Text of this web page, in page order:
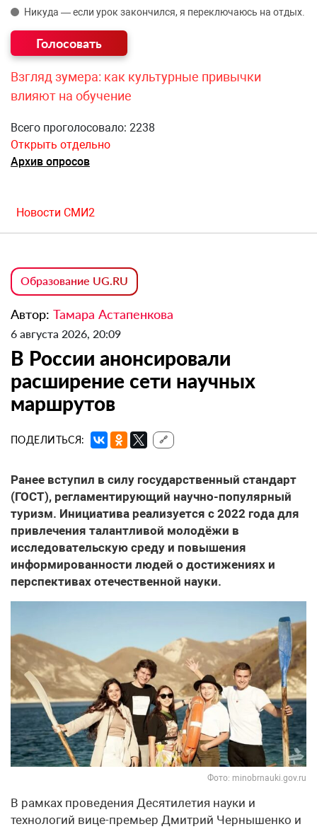
Никуда — если урок закончился, я переключаюсь на отдых.
Взгляд зумера: как культурные привычки
влияют на обучение
Всего проголосовало: 2238
Открыть отдельно
Архив опросов
Новости СМИ2
Образование UG.RU
Автор: Тамара Астапенкова
6 августа 2026, 20:09
В России анонсировали
расширение сети научных
маршрутов
ПОДЕЛИТЬСЯ: 🔗
Ранее вступил в силу государственный стандарт
(ГОСТ), регламентирующий научно-популярный
туризм. Инициатива реализуется с 2022 года для
привлечения талантливой молодёжи в
исследовательскую среду и повышения
информированности людей о достижениях и
перспективах отечественной науки.
Фото: minobrnauki.gov.ru
В рамках проведения Десятилетия науки и
технологий вице-премьер Дмитрий Чернышенко и